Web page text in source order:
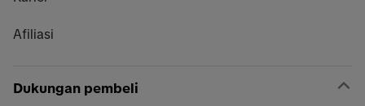
Afiliasi
Dukungan pembeli